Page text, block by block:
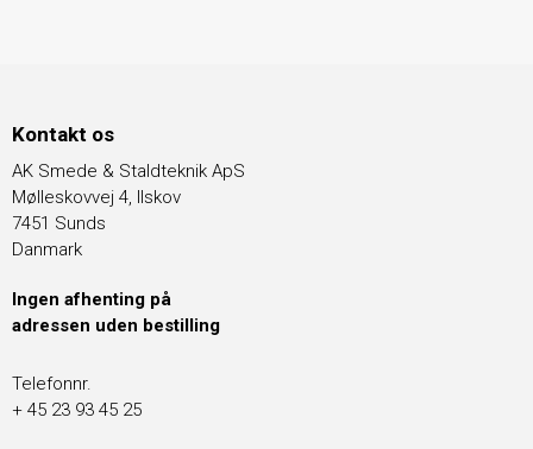
Kontakt os
AK Smede & Staldteknik ApS
Mølleskovvej 4, Ilskov
7451 Sunds
Danmark
Ingen afhenting på
adressen uden bestilling
Telefonnr.
+ 45 23 93 45 25